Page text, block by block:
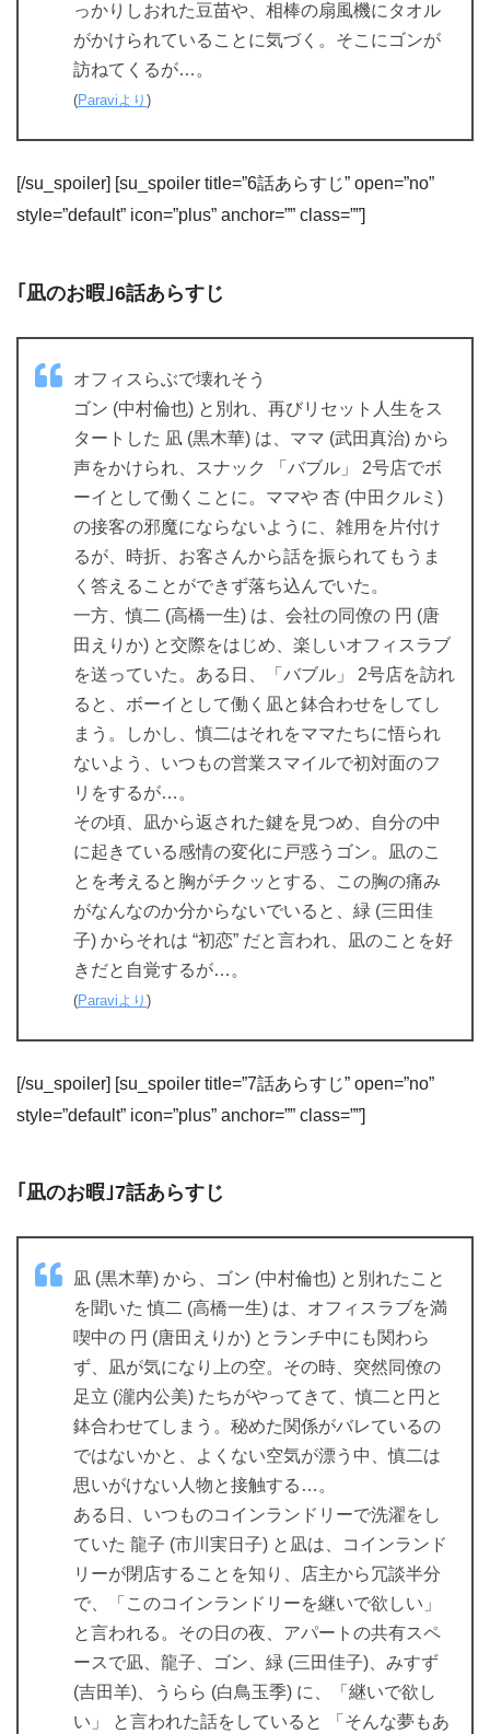
っかりしおれた豆苗や、相棒の扇風機にタオル
がかけられていることに気づく。そこにゴンが
訪ねてくるが…。
(Paraviより )
[/su_spoiler] [su_spoiler title=”6話あらすじ” open=”no”
style=”default” icon=”plus” anchor=”” class=””]
｢凪のお暇｣6話あらすじ
オフィスらぶで壊れそう
ゴン (中村倫也) と別れ、再びリセット人生をス
タートした 凪 (黒木華) は、ママ (武田真治) から
声をかけられ、スナック 「バブル」 2号店でボ
ーイとして働くことに。ママや 杏 (中田クルミ)
の接客の邪魔にならないように、雑用を片付け
るが、時折、お客さんから話を振られてもうま
く答えることができず落ち込んでいた。
一方、慎二 (高橋一生) は、会社の同僚の 円 (唐
田えりか) と交際をはじめ、楽しいオフィスラブ
を送っていた。ある日、「バブル」 2号店を訪れ
ると、ボーイとして働く凪と鉢合わせをしてし
まう。しかし、慎二はそれをママたちに悟られ
ないよう、いつもの営業スマイルで初対面のフ
リをするが…。
その頃、凪から返された鍵を見つめ、自分の中
に起きている感情の変化に戸惑うゴン。凪のこ
とを考えると胸がチクッとする、この胸の痛み
がなんなのか分からないでいると、緑 (三田佳
子) からそれは “初恋” だと言われ、凪のことを好
きだと自覚するが…。
(Paraviより )
[/su_spoiler] [su_spoiler title=”7話あらすじ” open=”no”
style=”default” icon=”plus” anchor=”” class=””]
｢凪のお暇｣7話あらすじ
凪 (黒木華) から、ゴン (中村倫也) と別れたこと
を聞いた 慎二 (高橋一生) は、オフィスラブを満
喫中の 円 (唐田えりか) とランチ中にも関わら
ず、凪が気になり上の空。その時、突然同僚の
足立 (瀧内公美) たちがやってきて、慎二と円と
鉢合わせてしまう。秘めた関係がバレているの
ではないかと、よくない空気が漂う中、慎二は
思いがけない人物と接触する…。
ある日、いつものコインランドリーで洗濯をし
ていた 龍子 (市川実日子) と凪は、コインランド
リーが閉店することを知り、店主から冗談半分
で、「このコインランドリーを継いで欲しい」
と言われる。その日の夜、アパートの共有スペ
ースで凪、龍子、ゴン、緑 (三田佳子)、みすず
(吉田羊)、うらら (白鳥玉季) に、「継いで欲し
い」 と言われた話をしていると 「そんな夢もあ